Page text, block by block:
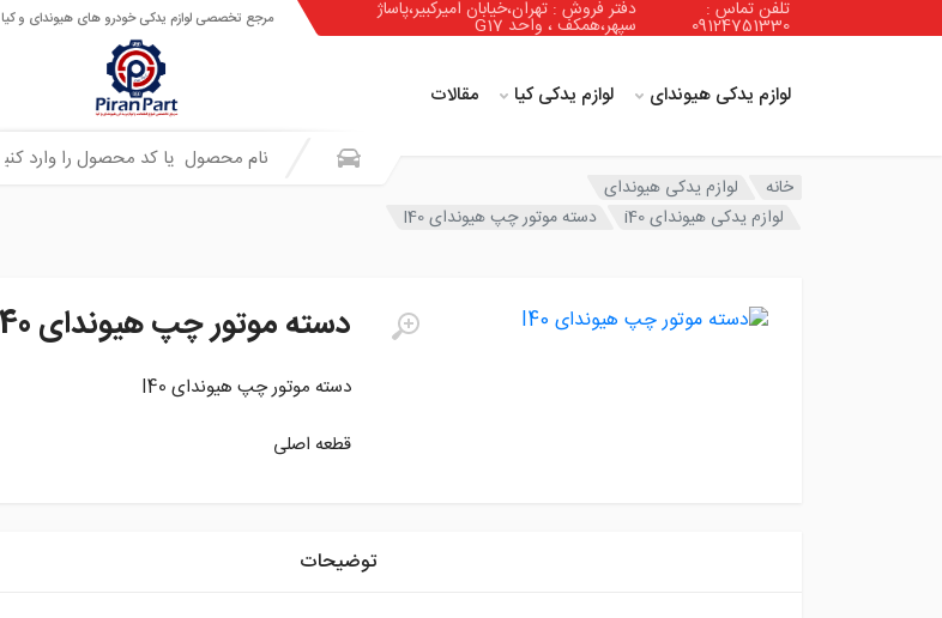
تلفن تماس :
09124751330
دفتر فروش : تهران،خیابان امیرکبیر،پاساژ
سپهر،همکف ، واحد G17
لوازم یدکی هیوندای لوازم یدکی کیا مقالات
مرجع تخصصی لوازم یدکی خودرو های هیوندای و کیا
خانه
لوازم یدکی هیوندای
لوازم یدکی هیوندای i40
دسته موتور چپ هیوندای I40
دسته موتور چپ هیوندای I40
دسته موتور چپ هیوندای I40
قطعه اصلی
توضیحات